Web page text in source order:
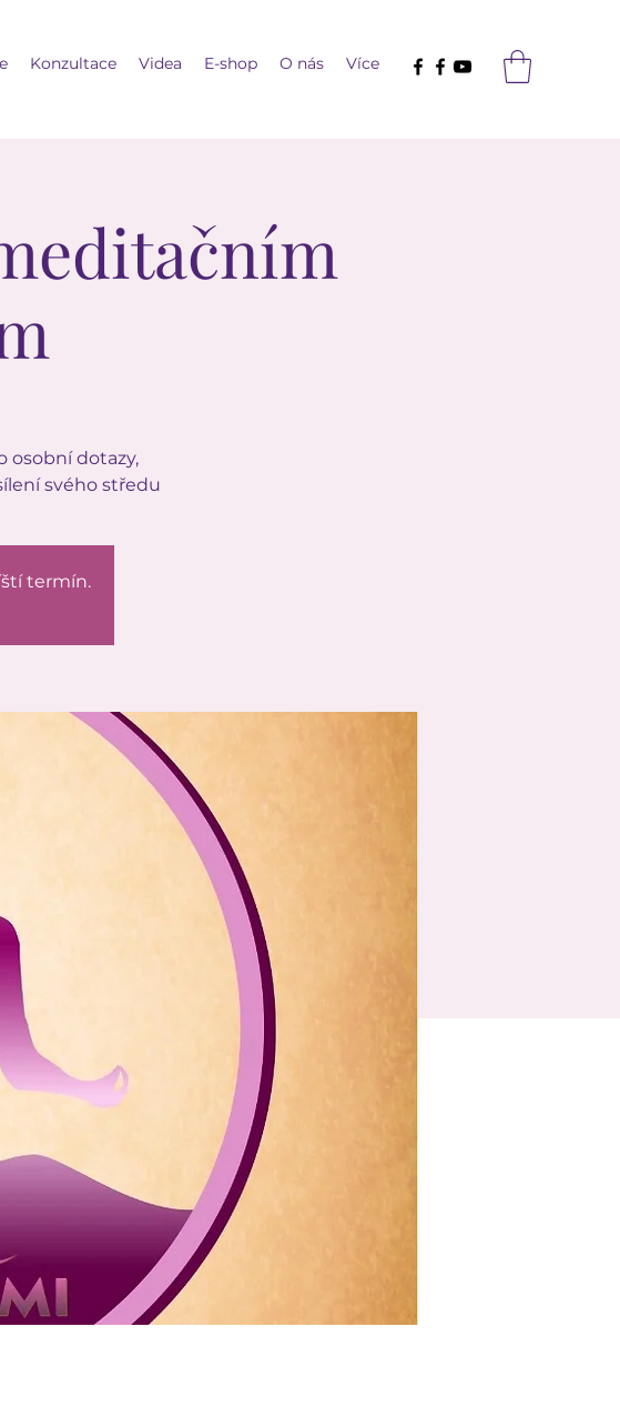
Konzultace Videa E-shop O nás Více
osobní dotazy,
svého středu
termín.